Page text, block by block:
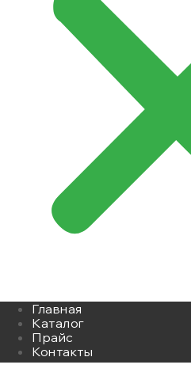
Главная
Каталог
Прайс
Контакты